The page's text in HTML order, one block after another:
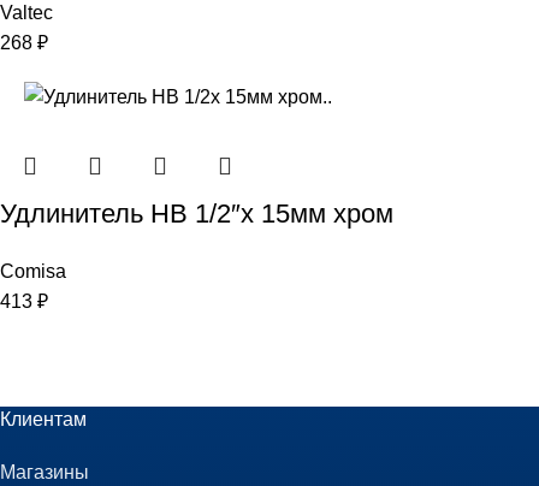
Valtec
268 ₽
Удлинитель НВ 1/2″x 15мм хром
Comisa
413 ₽
Клиентам
Магазины